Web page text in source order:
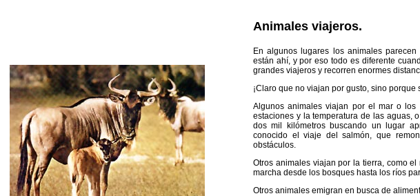
Animales viajeros.
En algunos lugares los animales
están ahí, y por eso todo es diferente
grandes viajeros y recorren enormes
¡Claro que no viajan por gusto, sino
Algunos animales viajan por el mar o
estaciones y la temperatura de las aguas,
dos mil kilómetros buscando un lugar
conocido el viaje del salmón, que
obstáculos.
Otros animales viajan por la tierra, como
marcha desde los bosques hasta los ríos
Otros animales emigran en busca de